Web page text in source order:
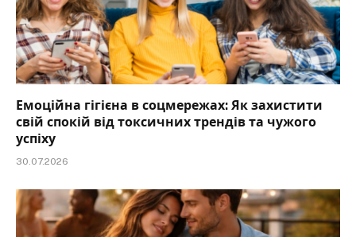
Емоційна гігієна в соцмережах: Як захистити
свій спокій від токсичних трендів та чужого
успіху
30.07.2026